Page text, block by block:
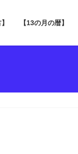
【13の月の暦】